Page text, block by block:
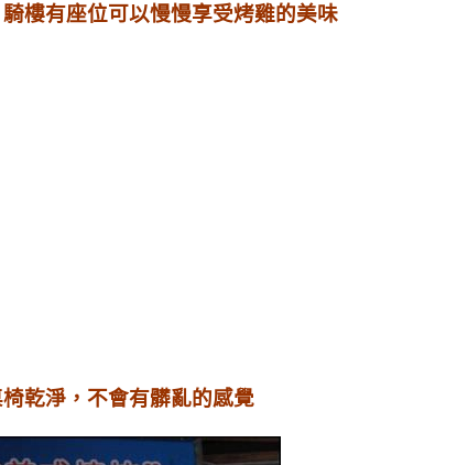
樓有座位可以慢慢享受烤雞的美味
乾淨，不會有髒亂的感覺